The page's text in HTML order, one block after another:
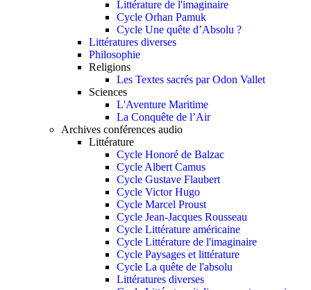
Littérature de l'imaginaire
Cycle Orhan Pamuk
Cycle Une quête d’Absolu ?
Littératures diverses
Philosophie
Religions
Les Textes sacrés par Odon Vallet
Sciences
L'Aventure Maritime
La Conquête de l’Air
Archives conférences audio
Littérature
Cycle Honoré de Balzac
Cycle Albert Camus
Cycle Gustave Flaubert
Cycle Victor Hugo
Cycle Marcel Proust
Cycle Jean-Jacques Rousseau
Cycle Littérature américaine
Cycle Littérature de l'imaginaire
Cycle Paysages et littérature
Cycle La quête de l'absolu
Littératures diverses